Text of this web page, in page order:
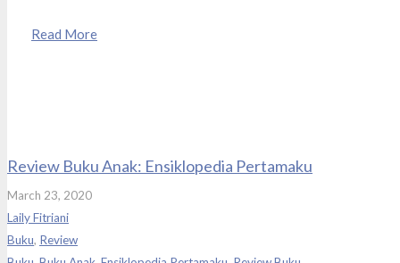
Read More
Review Buku Anak: Ensiklopedia Pertamaku
March 23, 2020
Laily Fitriani
Buku, Review